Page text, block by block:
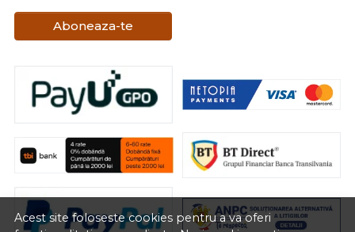
Acest site foloseste cookies pentru a va oferi
Aboneaza-te